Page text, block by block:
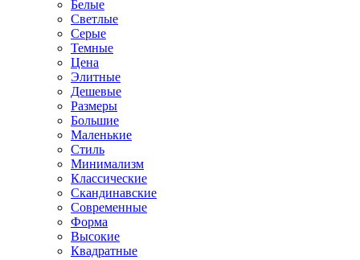
Белые
Светлые
Серые
Темные
Цена
Элитные
Дешевые
Размеры
Большие
Маленькие
Стиль
Минимализм
Классические
Скандинавские
Современные
Форма
Высокие
Квадратные